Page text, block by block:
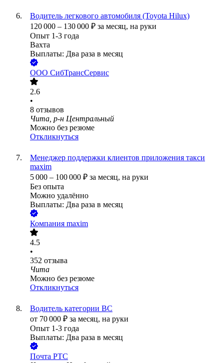
Водитель легкового автомобиля (Toyota Hilux)
120 000 – 130 000 ₽ за месяц, на руки
Опыт 1-3 года
Вахта
Выплаты: Два раза в месяц
ООО СибТрансСервис
2.6
•
8 отзывов
Чита, р-н Центральный
Можно без резюме
Откликнуться
Менеджер поддержки клиентов приложения такси
maxim
5 000 – 100 000 ₽ за месяц, на руки
Без опыта
Можно удалённо
Выплаты: Два раза в месяц
Компания maxim
4.5
•
352 отзыва
Чита
Можно без резюме
Откликнуться
Водитель категории ВС
от 70 000 ₽ за месяц, на руки
Опыт 1-3 года
Выплаты: Два раза в месяц
Почта РТС